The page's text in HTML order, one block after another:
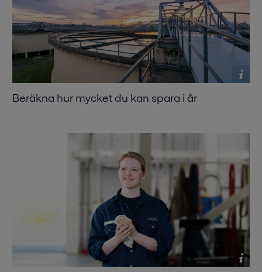
Beräkna hur mycket du kan spara i år